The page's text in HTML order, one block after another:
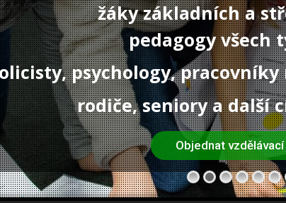
žáky základních a
pedagogy všech
psychology,
rodiče, seniory a další
Objednat